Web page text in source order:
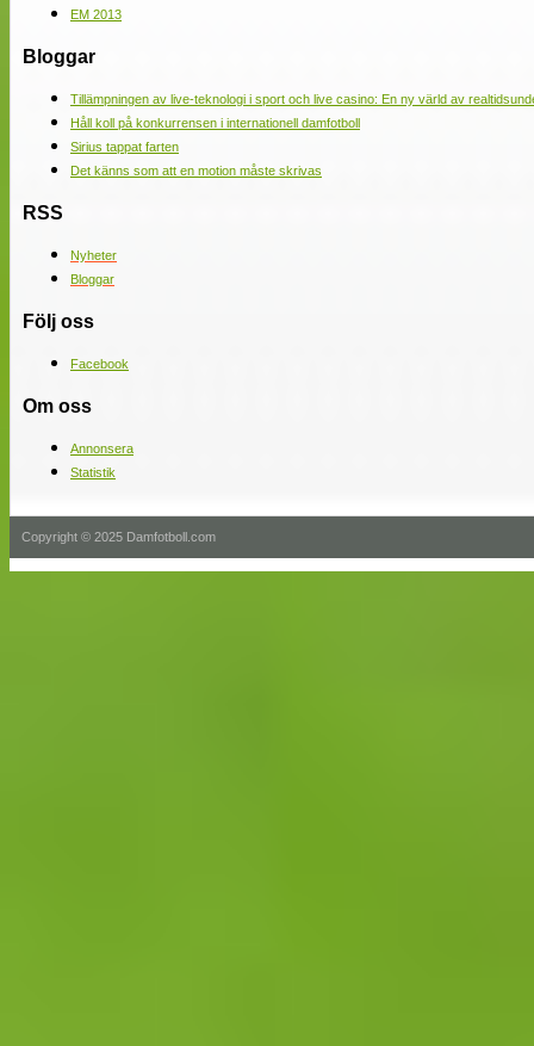
EM 2013
Bloggar
Tillämpningen av live-teknologi i sport och live casino: En ny värld av
Håll koll på konkurrensen i internationell damfotboll
Sirius tappat farten
Det känns som att en motion måste skrivas
RSS
Nyheter
Bloggar
Följ oss
Facebook
Om oss
Annonsera
Statistik
Copyright © 2025 Damfotboll.com